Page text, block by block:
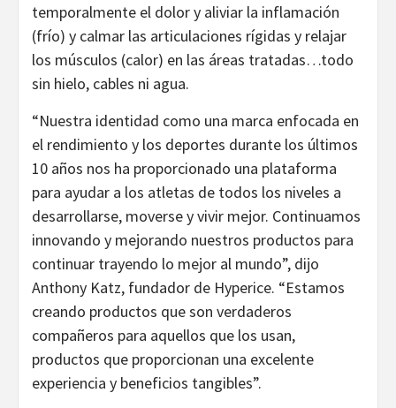
temporalmente el dolor y aliviar la inflamación
(frío) y calmar las articulaciones rígidas y relajar
los músculos (calor) en las áreas tratadas…todo
sin hielo, cables ni agua.
“Nuestra identidad como una marca enfocada en
el rendimiento y los deportes durante los últimos
10 años nos ha proporcionado una plataforma
para ayudar a los atletas de todos los niveles a
desarrollarse, moverse y vivir mejor. Continuamos
innovando y mejorando nuestros productos para
continuar trayendo lo mejor al mundo”, dijo
Anthony Katz, fundador de Hyperice. “Estamos
creando productos que son verdaderos
compañeros para aquellos que los usan,
productos que proporcionan una excelente
experiencia y beneficios tangibles”.